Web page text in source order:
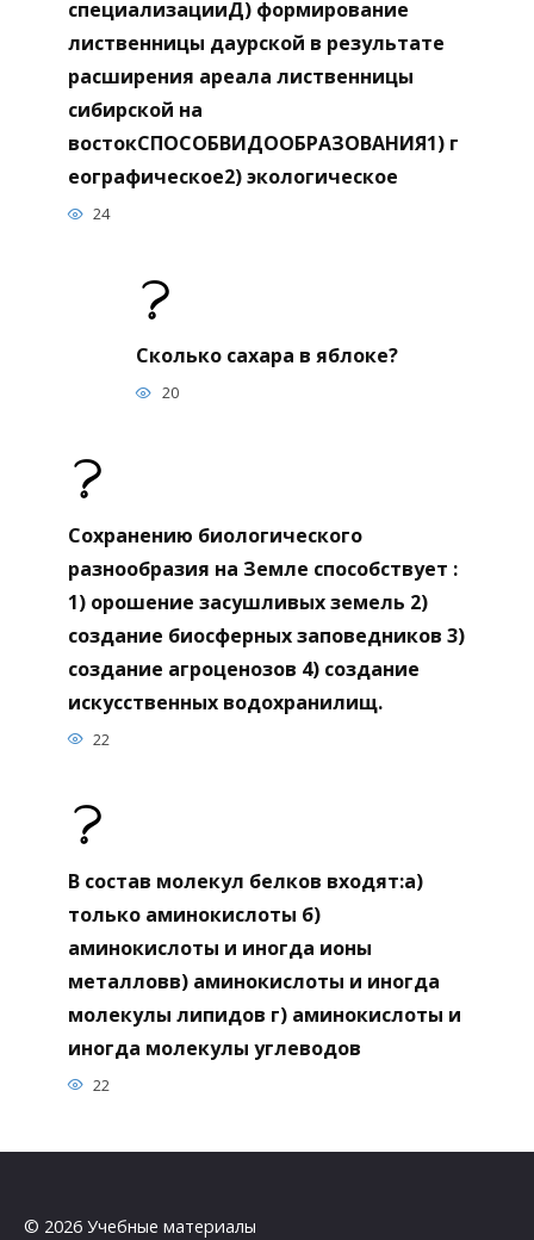
специализацииД) формирование
лиственницы даурской в результате
расширения ареала лиственницы
сибирской на
востокСПОСОБВИДООБРАЗОВАНИЯ1) г
еографическое2) экологическое
24
Сколько сахара в яблоке?
20
Сохранению биологического
разнообразия на Земле способствует :
1) орошение засушливых земель 2)
создание биосферных заповедников 3)
создание агроценозов 4) создание
искусственных водохранилищ.
22
В состав молекул белков входят:а)
только аминокислоты б)
аминокислоты и иногда ионы
металловв) аминокислоты и иногда
молекулы липидов г) аминокислоты и
иногда молекулы углеводов
22
© 2026 Учебные материалы